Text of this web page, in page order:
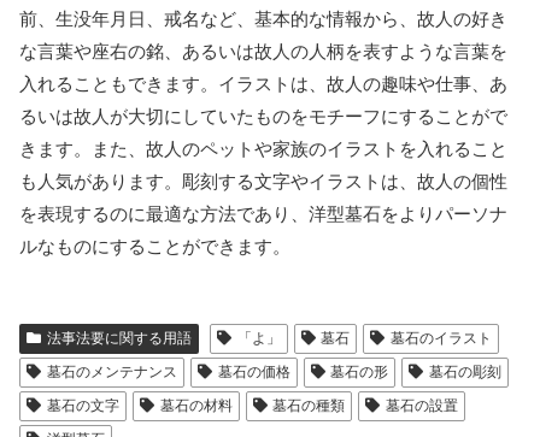
前、生没年月日、戒名など、基本的な情報から、故人の好き
な言葉や座右の銘、あるいは故人の人柄を表すような言葉を
入れることもできます。イラストは、故人の趣味や仕事、あ
るいは故人が大切にしていたものをモチーフにすることがで
きます。また、故人のペットや家族のイラストを入れること
も人気があります。彫刻する文字やイラストは、故人の個性
を表現するのに最適な方法であり、洋型墓石をよりパーソナ
ルなものにすることができます。
法事法要に関する用語 「よ」 墓石
墓石のイラスト
墓石のメンテナンス
墓石の価格 墓石の形
墓石の彫刻
墓石の文字
墓石の材料 墓石の種類
墓石の設置